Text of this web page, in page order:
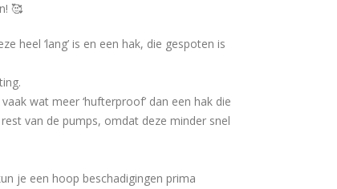
🥰
heel ‘lang’ is en een hak, die gespoten is
wat meer ‘hufterproof’ dan een hak die
van de pumps, omdat deze minder snel
je een hoop beschadigingen prima